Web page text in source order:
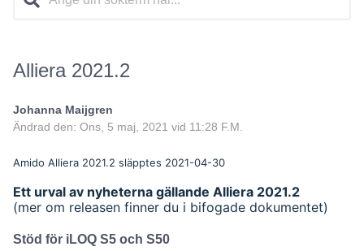
Alliera 2021.2
Johanna Maijgren
Ändrad den: Ons, 5 maj, 2021 vid 11:28 F.M.
Amido Alliera 2021.2 släpptes 2021-04-30
Ett urval av nyheterna gällande Alliera 2021.2
(mer om releasen finner du i bifogade dokumentet)
Stöd för iLOQ S5 och S50